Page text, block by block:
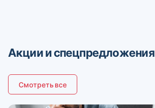
Акции и спецпредложения
Смотреть все